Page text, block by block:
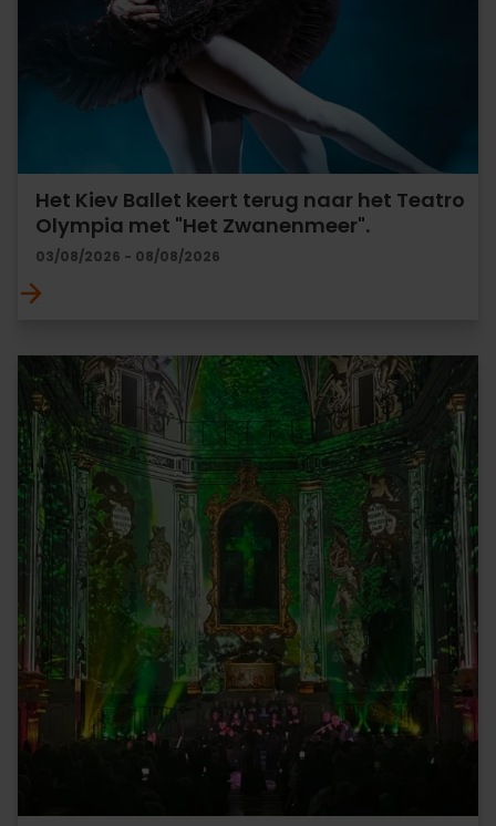
Het Kiev Ballet keert terug naar het Teatro
Olympia met "Het Zwanenmeer".
03/08/2026 - 08/08/2026